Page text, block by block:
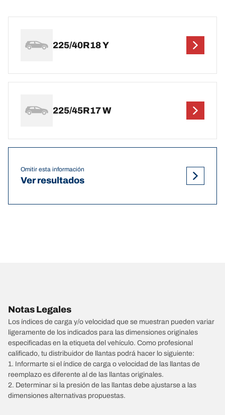
225/40R18 Y
225/45R17 W
Omitir esta información
Ver resultados
Notas Legales
Los índices de carga y/o velocidad que se muestran pueden variar
ligeramente de los indicados para las dimensiones originales
especificadas en la etiqueta del vehículo. Como profesional
calificado, tu distribuidor de llantas podrá hacer lo siguiente:
1. Informarte si el índice de carga o velocidad de las llantas de
reemplazo es diferente al de las llantas originales.
2. Determinar si la presión de las llantas debe ajustarse a las
dimensiones alternativas propuestas.